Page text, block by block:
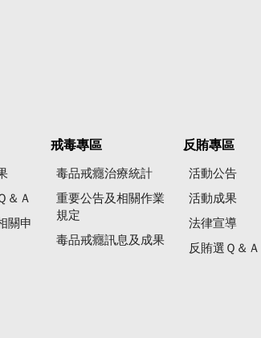
＆Ａ
關申
戒毒專區
毒品戒癮治療統計
重要公告及相關作業
規定
毒品戒癮訊息及成果
反賄專區
活動公告
活動成果
法律宣導
反賄選Ｑ＆Ａ